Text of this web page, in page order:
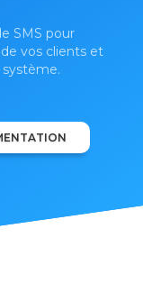
SMS pour
vos clients et